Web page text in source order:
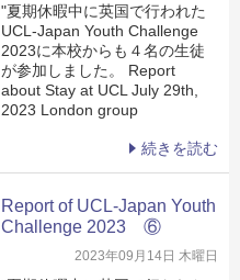
"夏期休暇中に英国で行われた
UCL-Japan Youth Challenge
2023に本校からも４名の生徒
が参加しました。 Report
about Stay at UCL July 29th,
2023 London group
続きを読む
Report of UCL-Japan Youth
Challenge 2023 ⑥
2023年09月14日 木曜日